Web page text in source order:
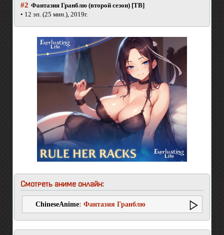
#2 Фантазия Гранблю (второй сезон) [ТВ]
• 12 эп. (25 мин.), 2019г.
Смотреть аниме онлайн:
ChineseAnime: Фантазия Гранблю